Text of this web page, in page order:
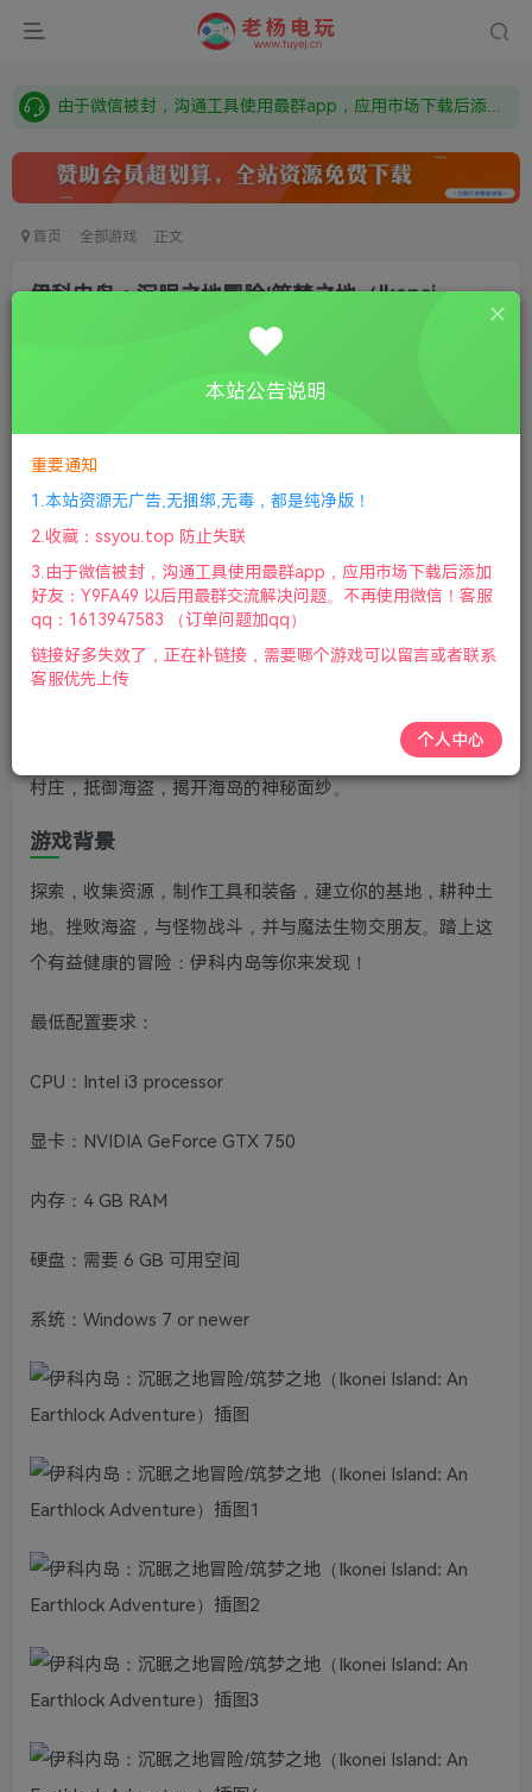
需要什么游戏请联系客服，若链接失效请联系客服，百度网盘边上的激活码也是解压密码
由于微信被封，沟通工具使用最群app，应用市场下载后添加好友：Y9FA49 以后用最群交流解决问题。不再使用微信！
首页 全部游戏 正文
伊科内岛：沉眠之地冒险/筑梦之地（Ikonei
Island: An Earthlock Adventure）
①下载安装教程
库下载 ④ DX修复下载
版本：v1.0|容量3GB|官方简体中文|2023年11月10号更新
游戏介绍
伊科内岛:沉眠之地冒险(Ikonei Island: An Earthlock
Adventure)是一款具有岛屿经营元素的多彩冒险游戏，探索
有着各种奇妙生物的神秘岛屿，收集资源制作工具和武器，
建立你的基地。随着冒险的深入，资源的丰富，发展你的小
村庄，抵御海盗，揭开海岛的神秘面纱。
游戏背景
探索，收集资源，制作工具和装备，建立你的基地，耕种土
地。挫败海盗，与怪物战斗，并与魔法生物交朋友。踏上这
个有益健康的冒险：伊科内岛等你来发现！
最低配置要求：
CPU：Intel i3 processor
显卡：NVIDIA GeForce GTX 750
内存：4 GB RAM
硬盘：需要 6 GB 可用空间
系统：Windows 7 or newer
本站公告说明
重要通知
1.本站资源无广告,无捆绑,无毒，都是纯净版！
2.收藏：ssyou.top 防止失联
3.由于微信被封，沟通工具使用最群app，应用市场下载后添加
好友：Y9FA49 以后用最群交流解决问题。不再使用微信！客服
qq：1613947583 （订单问题加qq）
链接好多失效了，正在补链接，需要哪个游戏可以留言或者联系
客服优先上传
个人中心